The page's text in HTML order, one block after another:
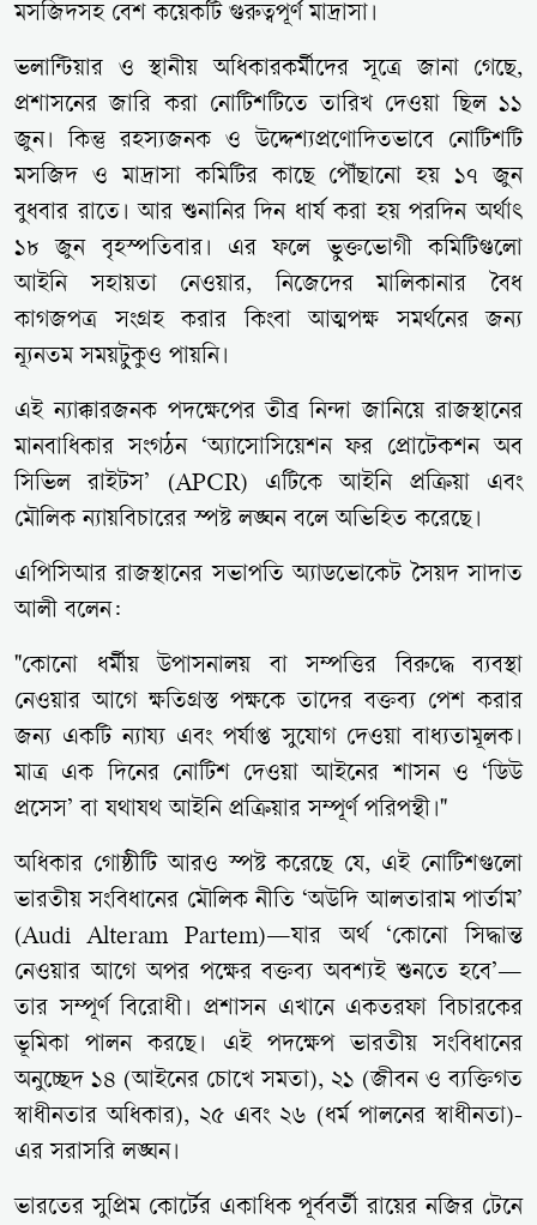
মসজিদসহ বেশ কয়েকটি গুরুত্বপূর্ণ মাদ্রাসা।
ভলান্টিয়ার ও স্থানীয় অধিকারকর্মীদের সূত্রে জানা গেছে,
প্রশাসনের জারি করা নোটিশটিতে তারিখ দেওয়া ছিল ১১
জুন। কিন্তু রহস্যজনক ও উদ্দেশ্যপ্রণোদিতভাবে নোটিশটি
মসজিদ ও মাদ্রাসা কমিটির কাছে পৌঁছানো হয় ১৭ জুন
বুধবার রাতে। আর শুনানির দিন ধার্য করা হয় পরদিন অর্থাৎ
১৮ জুন বৃহস্পতিবার। এর ফলে ভুক্তভোগী কমিটিগুলো
আইনি সহায়তা নেওয়ার, নিজেদের মালিকানার বৈধ
কাগজপত্র সংগ্রহ করার কিংবা আত্মপক্ষ সমর্থনের জন্য
ন্যূনতম সময়টুকুও পায়নি।
এই ন্যাক্কারজনক পদক্ষেপের তীব্র নিন্দা জানিয়ে রাজস্থানের
মানবাধিকার সংগঠন ‘অ্যাসোসিয়েশন ফর প্রোটেকশন অব
সিভিল রাইটস’ (APCR) এটিকে আইনি প্রক্রিয়া এবং
মৌলিক ন্যায়বিচারের স্পষ্ট লঙ্ঘন বলে অভিহিত করেছে।
এপিসিআর রাজস্থানের সভাপতি অ্যাডভোকেট সৈয়দ সাদাত
আলী বলেন:
"কোনো ধর্মীয় উপাসনালয় বা সম্পত্তির বিরুদ্ধে ব্যবস্থা
নেওয়ার আগে ক্ষতিগ্রস্ত পক্ষকে তাদের বক্তব্য পেশ করার
জন্য একটি ন্যায্য এবং পর্যাপ্ত সুযোগ দেওয়া বাধ্যতামূলক।
মাত্র এক দিনের নোটিশ দেওয়া আইনের শাসন ও ‘ডিউ
প্রসেস’ বা যথাযথ আইনি প্রক্রিয়ার সম্পূর্ণ পরিপন্থী।"
অধিকার গোষ্ঠীটি আরও স্পষ্ট করেছে যে, এই নোটিশগুলো
ভারতীয় সংবিধানের মৌলিক নীতি ‘অউদি আলতারাম পার্তাম’
(Audi Alteram Partem)—যার অর্থ ‘কোনো সিদ্ধান্ত
নেওয়ার আগে অপর পক্ষের বক্তব্য অবশ্যই শুনতে হবে’—
তার সম্পূর্ণ বিরোধী। প্রশাসন এখানে একতরফা বিচারকের
ভূমিকা পালন করছে। এই পদক্ষেপ ভারতীয় সংবিধানের
অনুচ্ছেদ ১৪ (আইনের চোখে সমতা), ২১ (জীবন ও ব্যক্তিগত
স্বাধীনতার অধিকার), ২৫ এবং ২৬ (ধর্ম পালনের স্বাধীনতা)-
এর সরাসরি লঙ্ঘন।
ভারতের সুপ্রিম কোর্টের একাধিক পূর্ববর্তী রায়ের নজির টেনে